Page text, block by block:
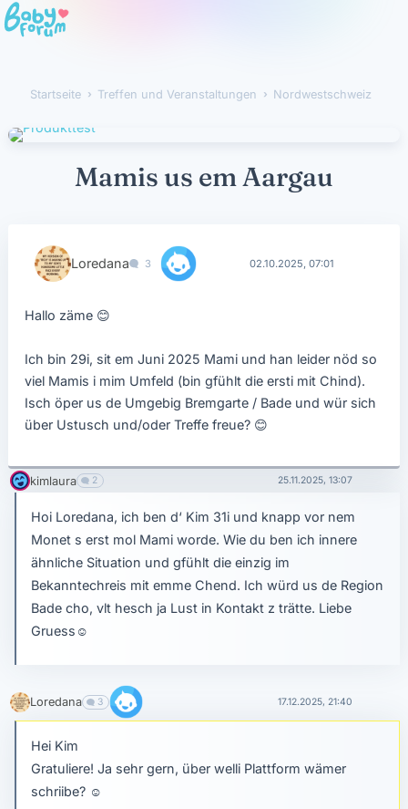
Startseite › Treffen und Veranstaltungen › Nordwestschweiz
Mamis us em Aargau
Loredana 3 02.10.2025, 07:01
Hallo zäme 😊
Ich bin 29i, sit em Juni 2025 Mami und han leider nöd so
viel Mamis i mim Umfeld (bin gfühlt die ersti mit Chind).
Isch öper us de Umgebig Bremgarte / Bade und wür sich
über Ustusch und/oder Treffe freue? 😊
kimlaura 2 25.11.2025, 13:07
Hoi Loredana, ich ben d‘ Kim 31i und knapp vor nem
Monet s erst mol Mami worde. Wie du ben ich innere
ähnliche Situation und gfühlt die einzig im
Bekanntechreis mit emme Chend. Ich würd us de Region
Bade cho, vlt hesch ja Lust in Kontakt z trätte. Liebe
Gruess ☺
Loredana 3 17.12.2025, 21:40
Hei Kim
Gratuliere! Ja sehr gern, über welli Plattform wämer
schriibe? ☺